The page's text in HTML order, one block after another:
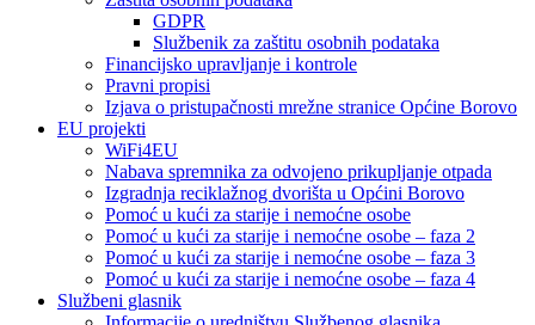
GDPR
Službenik za zaštitu osobnih podataka
Financijsko upravljanje i kontrole
Pravni propisi
Izjava o pristupačnosti mrežne stranice Općine Borovo
EU projekti
WiFi4EU
Nabava spremnika za odvojeno prikupljanje otpada
Izgradnja reciklažnog dvorišta u Općini Borovo
Pomoć u kući za starije i nemoćne osobe
Pomoć u kući za starije i nemoćne osobe – faza 2
Pomoć u kući za starije i nemoćne osobe – faza 3
Pomoć u kući za starije i nemoćne osobe – faza 4
Službeni glasnik